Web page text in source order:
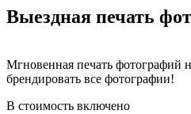
Выездная печать
Мгновенная печать фотографий
брендировать все фотографии!
В стоимость включено